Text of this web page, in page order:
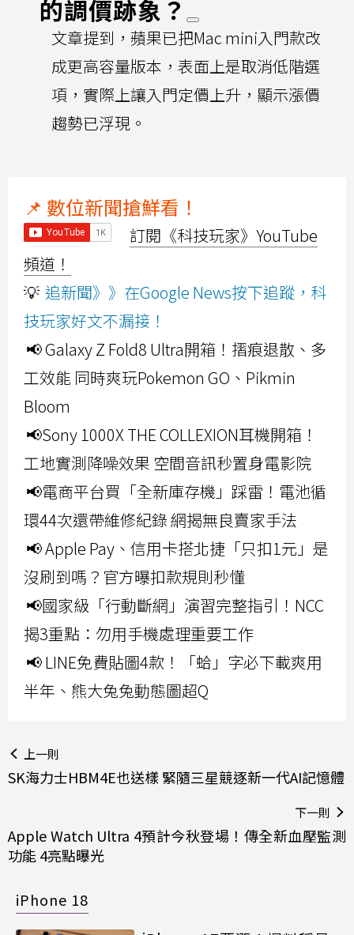
的調價跡象？
文章提到，蘋果已把Mac mini入門款改
成更高容量版本，表面上是取消低階選
項，實際上讓入門定價上升，顯示漲價
趨勢已浮現。
📌 數位新聞搶鮮看！
訂閱《科技玩家》YouTube
頻道！
💡 追新聞》》在Google News按下追蹤，科
技玩家好文不漏接！
📢 Galaxy Z Fold8 Ultra開箱！摺痕退散、多
工效能 同時爽玩Pokemon GO、Pikmin
Bloom
📢Sony 1000X THE COLLEXION耳機開箱！
工地實測降噪效果 空間音訊秒置身電影院
📢電商平台買「全新庫存機」踩雷！電池循
環44次還帶維修紀錄 網揭無良賣家手法
📢 Apple Pay、信用卡搭北捷「只扣1元」是
沒刷到嗎？官方曝扣款規則秒懂
📢國家級「行動斷網」演習完整指引！NCC
揭3重點：勿用手機處理重要工作
📢 LINE免費貼圖4款！「蛤」字必下載爽用
半年、熊大兔兔動態圖超Q
上一則
SK海力士HBM4E也送樣 緊隨三星競逐新一代AI記憶體
下一則
Apple Watch Ultra 4預計今秋登場！傳全新血壓監測
功能 4亮點曝光
iPhone 18